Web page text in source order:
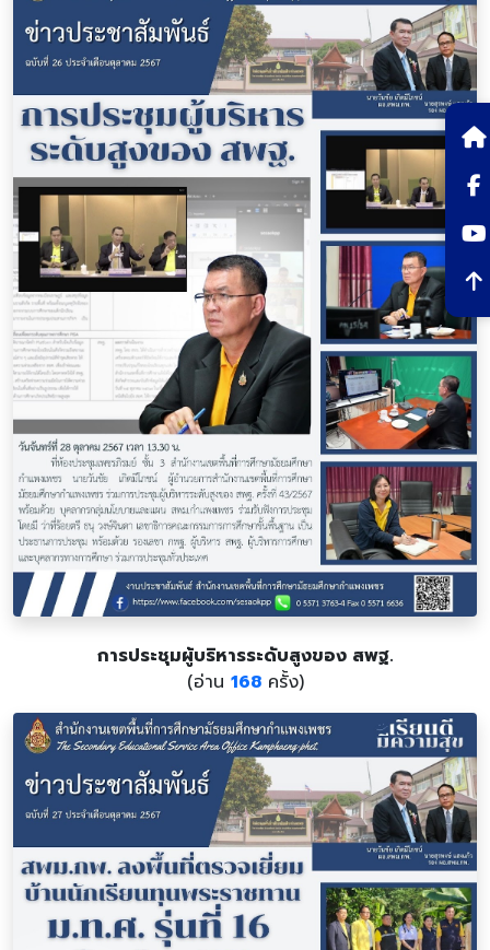
การประชุมผู้บริหารระดับสูงของ สพฐ.
(อ่าน 168ครั้ง)